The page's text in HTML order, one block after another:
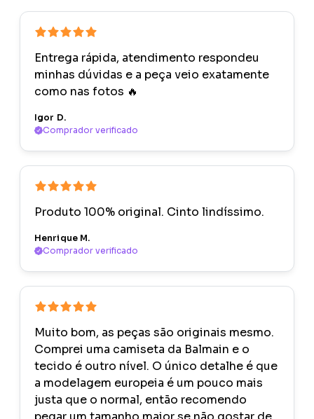
Entrega rápida, atendimento respondeu
minhas dúvidas e a peça veio exatamente
como nas fotos 🔥
Igor D.
Comprador verificado
Produto 100% original. Cinto lindíssimo.
Henrique M.
Comprador verificado
Muito bom, as peças são originais mesmo.
Comprei uma camiseta da Balmain e o
tecido é outro nível. O único detalhe é que
a modelagem europeia é um pouco mais
justa que o normal, então recomendo